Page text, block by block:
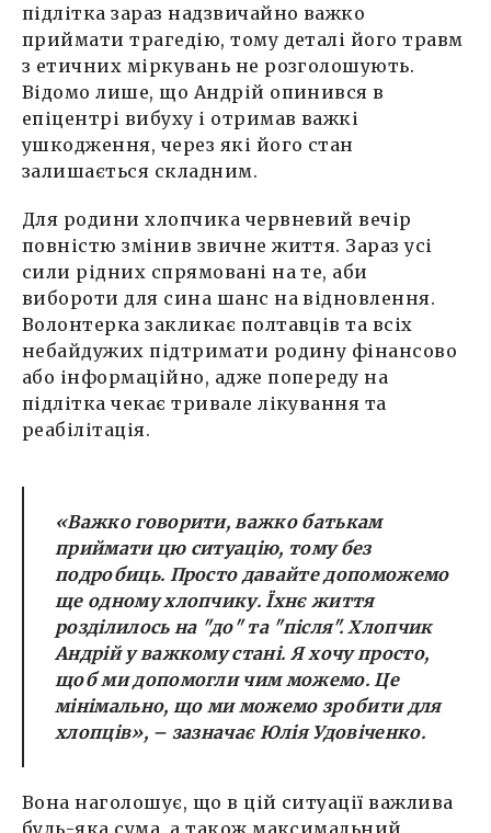
підлітка зараз надзвичайно важко
приймати трагедію, тому деталі його травм
з етичних міркувань не розголошують.
Відомо лише, що Андрій опинився в
епіцентрі вибуху і отримав важкі
ушкодження, через які його стан
залишається складним.
Для родини хлопчика червневий вечір
повністю змінив звичне життя. Зараз усі
сили рідних спрямовані на те, аби
вибороти для сина шанс на відновлення.
Волонтерка закликає полтавців та всіх
небайдужих підтримати родину фінансово
або інформаційно, адже попереду на
підлітка чекає тривале лікування та
реабілітація.
«Важко говорити, важко батькам
приймати цю ситуацію, тому без
подробиць. Просто давайте допоможемо
ще одному хлопчику. Їхнє життя
розділилось на "до" та "після". Хлопчик
Андрій у важкому стані. Я хочу просто,
щоб ми допомогли чим можемо. Це
мінімально, що ми можемо зробити для
хлопців», – зазначає Юлія Удовіченко.
Вона наголошує, що в цій ситуації важлива
будь-яка сума, а також максимальний